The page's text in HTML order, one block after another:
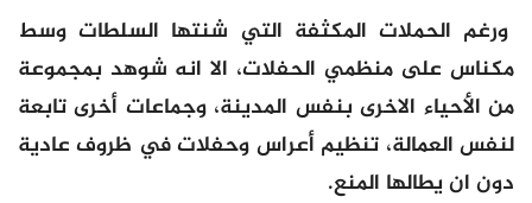
ورغم الحملات المكثفة التي شنتها السلطات وسط
مكناس على منظمي الحفلات، الا انه شوهد بمجموعة
من الأحياء الاخرى بنفس المدينة، وجماعات أخرى تابعة
لنفس العمالة، تنظيم أعراس وحفلات في ظروف عادية
دون ان يطالها المنع.